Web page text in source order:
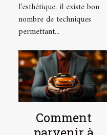
l'esthétique, il existe bon
nombre de techniques
permettant...
Comment